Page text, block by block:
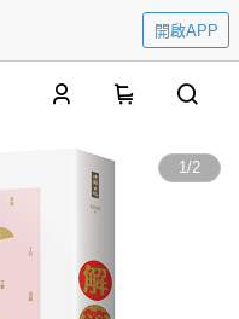
開啟APP
1/2